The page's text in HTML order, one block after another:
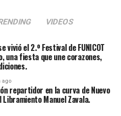
VIDEOS
vivió el 2.º Festival de FUNICOT
una fiesta que une corazones,
ago
repartidor en la curva de Nuevo
Manuel Zavala.